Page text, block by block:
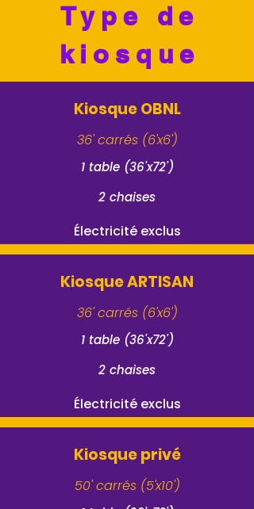
Type de
kiosque
Kiosque OBNL
36' carrés (6'x6')
1 table (36'x72')
2 chaises
Électricité exclus
Kiosque ARTISAN
36' carrés (6'x6')
1 table (36'x72')
2 chaises
Électricité exclus
Kiosque privé
50' carrés (5'x10')